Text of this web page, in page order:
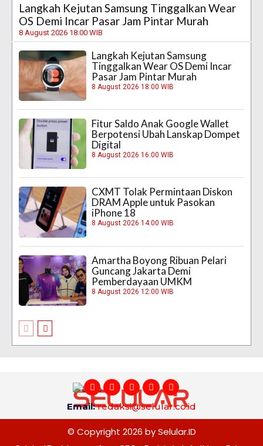
Langkah Kejutan Samsung Tinggalkan Wear
OS Demi Incar Pasar Jam Pintar Murah
8 August 2026 18:00 WIB
Langkah Kejutan Samsung
Tinggalkan Wear OS Demi Incar
Pasar Jam Pintar Murah
8 August 2026 18:00 WIB
Fitur Saldo Anak Google Wallet
Berpotensi Ubah Lanskap Dompet
Digital
8 August 2026 16:00 WIB
CXMT Tolak Permintaan Diskon
DRAM Apple untuk Pasokan
iPhone 18
8 August 2026 14:00 WIB
Amartha Boyong Ribuan Pelari
Guncang Jakarta Demi
Pemberdayaan UMKM
8 August 2026 12:00 WIB
Email:redaksi@selular.co.id
© Copyright 2026 by Selular.ID